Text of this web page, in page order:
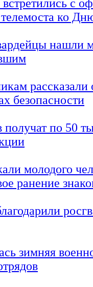
с
ко
нашли
рассказали
безопасности
получат по 50
молодого
ранение
зимняя